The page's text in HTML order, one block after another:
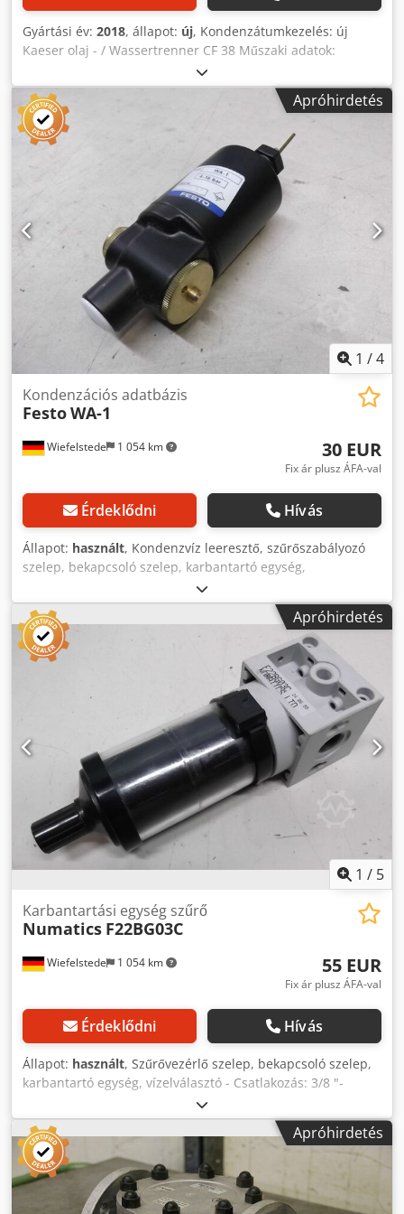
Gyártási év: 2018, állapot: új, Kondenzátumkezelés: új
Kaeser olaj - / Wassertrenner CF 38 Műszaki adatok:
olajhűtéses kompresszorok és olajfajták maximális
mennyisége a 2. zónában (= Közép- és Dél-Európa, Dél-
Amerika része, Afrika): 22,5 m³ / perc az S olajnál 460, MOL,
MOH, PAO, VCL 29,3 m³ / perc az olajnál VDL Tartály mérete
(térfogata): 115,5 l Töltési térfogata: 84,3 l Csatlakozó
kondenzátum bemenete: 3 x DN 13; 1 x DN 25 Csatlakozó
vízkivezetés: DN 40 Olajleeresztő csatlakozás: DN 40
Olajfogó tartály: 2 x 10 l Súly: 36,5 kg Méretek Szélesség x
Méret: 530 x 764 x 1090 Djdpfx Amjdmqy Iorekr
Apróhirdetés
1 /4
Wiefelstede 1 054 km
Kondenzációs adatbázis
FestoWA-1
30 EUR
Fix ár plusz ÁFA-val
Érdeklődni Hívás
Állapot: használt, Kondenzvíz leeresztő, szűrőszabályozó
szelep, bekapcsoló szelep, karbantartó egység,
vízelválasztó - Csatlakozás: G 1/4 - Szám: 9 darab
rendelhető - Ár: darabonként - Méretek: 50 / H120 mm -
Súly: 0,37 kg Dksdjdkqhbjpfx Amrsr
Apróhirdetés
1 / 5
Wiefelstede 1 054 km
Karbantartási egység szűrő
Numatics F22BG03C
55 EUR
Fix ár plusz ÁFA-val
Érdeklődni Hívás
Állapot: használt, Szűrővezérlő szelep, bekapcsoló szelep,
karbantartó egység, vízelválasztó - Csatlakozás: 3/8 "-
Szám: 2 darab rendelhető - Ár: darabonként - Méretek:
65/60 / H190 mm -Súly: 0,5 kg Dkodpfx Amoct H Tljrjr
Apróhirdetés